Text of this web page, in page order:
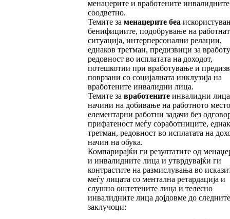
менаџерите и вработените
соодветно.
Темите за менаџерите беа
бенифициите, подобрување на
ситуација, интерперсонални релации,
еднаков третман, предизвици за
редовност во исплатата на доходот,
потешкотии при вработување и
поврзани со социјалната инклузија на
вработените инвалидни лица.
Темите за вработените инвалидни
начини на добивање на работното
елементарни работни задачи без
прифатеност меѓу соработниците,
третман, редовност во исплатата на
начин на обука.
Компарирајќи ги резултатите од
и инвалидните лица и утврдувајќи ги
контрастите на размислувања во
меѓу лицата со ментална ретардација и
слушно оштетените лица и телесно
инвалидните лица дојдовме до следните
заклучоци: